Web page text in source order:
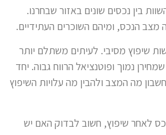
בין נכסים שונים באזור שבחרנו.
מצב הנכס, ומיהם השוכרים העתידיים.
שיפוץ מסיבי. לעיתים משתלם יותר
נמוך ופוטנציאל הרווח גבוה. יחד
מה המצב ולהבין מה עלויות השיפוץ
לאחר שיפוץ, חשוב לבדוק האם יש